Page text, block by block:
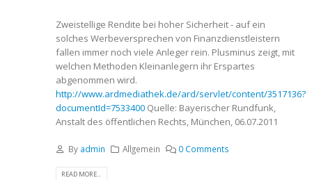
Zweistellige Rendite bei hoher Sicherheit - auf ein
solches Werbeversprechen von Finanzdienstleistern
fallen immer noch viele Anleger rein. Plusminus zeigt, mit
welchen Methoden Kleinanlegern ihr Erspartes
abgenommen wird.
http://www.ardmediathek.de/ard/servlet/content/3517136?
documentId=7533400 Quelle: Bayerischer Rundfunk,
Anstalt des öffentlichen Rechts, München, 06.07.2011
By admin Allgemein 0 Comments
READ MORE...